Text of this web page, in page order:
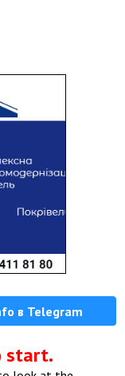
в Telegram
start.